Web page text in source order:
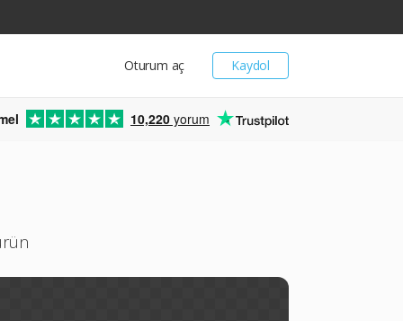
Kaydol
Oturum aç
10,220 yorum